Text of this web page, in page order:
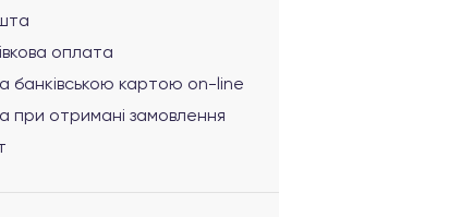
оплата
банківською картою on-line
при отримані замовлення